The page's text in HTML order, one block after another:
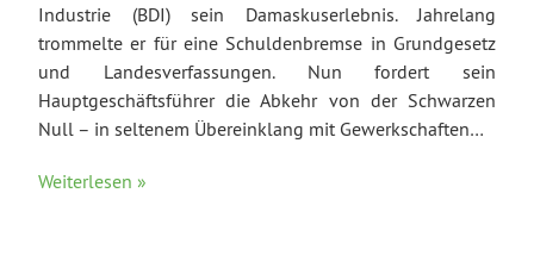
Industrie (BDI) sein Damaskuserlebnis. Jahrelang
trommelte er für eine Schuldenbremse in Grundgesetz
und Landesverfassungen. Nun fordert sein
Hauptgeschäftsführer die Abkehr von der Schwarzen
Null – in seltenem Übereinklang mit Gewerkschaften…
Weiterlesen »